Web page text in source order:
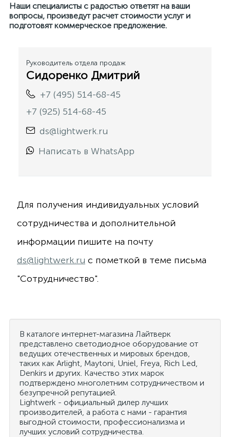
Наши специалисты с радостью ответят на ваши
вопросы, произведут расчет стоимости услуг и
подготовят коммерческое предложение.
Руководитель отдела продаж
Сидоренко Дмитрий
+7 (495) 514-68-45
+7 (925) 514-68-45
ds@lightwerk.ru
Написать в WhatsApp
Для получения индивидуальных условий
сотрудничества и дополнительной
информации пишите на почту
ds@lightwerk.ru с пометкой в теме письма
"Сотрудничество".
В каталоге интернет-магазина Лайтверк
представлено светодиодное оборудование от
ведущих отечественных и мировых брендов,
таких как Arlight, Maytoni, Uniel, Freya, Rich Led,
Denkirs и других. Качество этих марок
подтверждено многолетним сотрудничеством и
безупречной репутацией.
Lightwerk - официальный дилер лучших
производителей, а работа с нами - гарантия
выгодной стоимости, профессионализма и
лучших условий сотрудничества.